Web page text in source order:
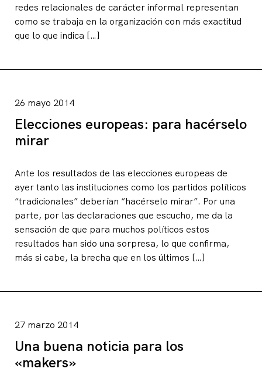
redes relacionales de carácter informal representan
como se trabaja en la organización con más exactitud
que lo que indica […]
26 mayo 2014
Elecciones europeas: para hacérselo
mirar
Ante los resultados de las elecciones europeas de
ayer tanto las instituciones como los partidos políticos
“tradicionales” deberían “hacérselo mirar”. Por una
parte, por las declaraciones que escucho, me da la
sensación de que para muchos políticos estos
resultados han sido una sorpresa, lo que confirma,
más si cabe, la brecha que en los últimos […]
27 marzo 2014
Una buena noticia para los
«makers»